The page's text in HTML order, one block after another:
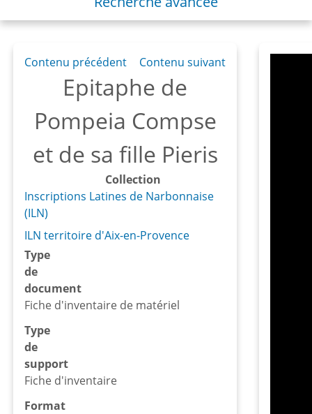
Contenu précédent Contenu suivant
Epitaphe de
Pompeia Compse
et de sa fille Pieris
Collection
Inscriptions Latines de Narbonnaise
(ILN)
ILN territoire d'Aix-en-Provence
Type
de
document
Fiche d'inventaire de matériel
Type
de
support
Fiche d'inventaire
Format